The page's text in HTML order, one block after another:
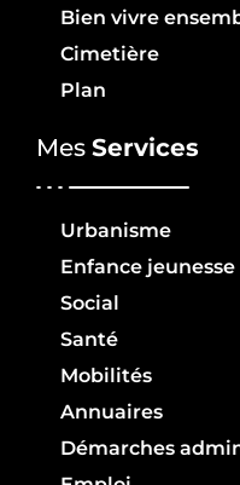
Bien vivre
Cimetière
Plan
Mes Services
Urbanisme
Enfance jeunesse
Social
Santé
Mobilités
Annuaires
Démarches